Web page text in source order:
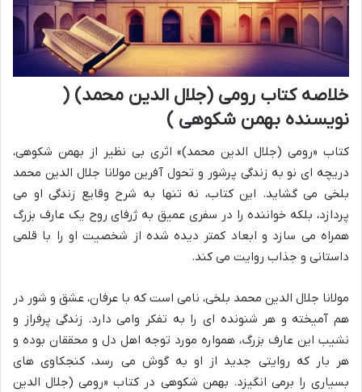
خلاصه کتاب رومی (جلال الدین محمد) (
نویسنده بهمن شکوهی )
کتاب «رومی (جلال الدین محمد)» اثری بی نظیر از بهمن شکوهی،
دریچه ای نو به زندگی پرشور و تحول آفرین مولانا جلال الدین محمد
بلخی می گشاید. این کتاب، نه تنها به شرح وقایع زندگی او می
پردازد، بلکه خواننده را در سفری عمیق به ژرفای روح یک عارف بزرگ
همراه می سازد و ابعاد کمتر دیده شده از شخصیت او را با قلمی
داستانی و جذاب روایت می کند.
مولانا جلال الدین محمد بلخی، نامی است که با عرفان، عشق و شور در
هم آمیخته و هر شنونده ای را به تفکر وامی دارد. زندگی پرفراز و
نشیب این عارف بزرگ، همواره مورد توجه اهل دل و محققان بوده و
هر بار که روایتی جدید از او به گوش می رسد، کنجکاوی های
بسیاری را برمی انگیزد. بهمن شکوهی در کتاب «رومی (جلال الدین